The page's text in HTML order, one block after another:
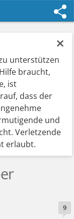
×
unterstützen
braucht,
ist
dass der
und
Verletzende
erlaubt.
9